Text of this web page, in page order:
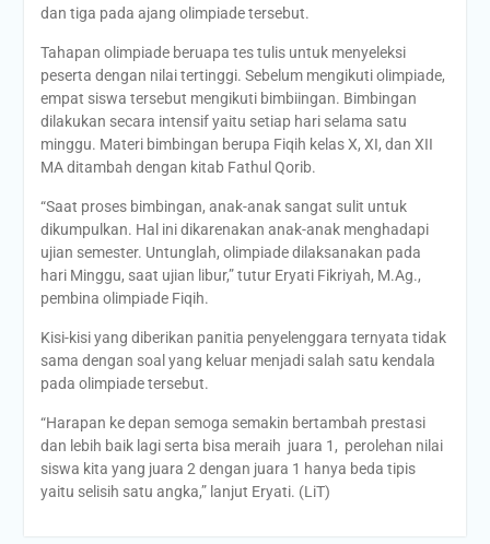
dan tiga pada ajang olimpiade tersebut.
Tahapan olimpiade beruapa tes tulis untuk menyeleksi
peserta dengan nilai tertinggi. Sebelum mengikuti olimpiade,
empat siswa tersebut mengikuti bimbiingan. Bimbingan
dilakukan secara intensif yaitu setiap hari selama satu
minggu. Materi bimbingan berupa Fiqih kelas X, XI, dan XII
MA ditambah dengan kitab Fathul Qorib.
“Saat proses bimbingan, anak-anak sangat sulit untuk
dikumpulkan. Hal ini dikarenakan anak-anak menghadapi
ujian semester. Untunglah, olimpiade dilaksanakan pada
hari Minggu, saat ujian libur,” tutur Eryati Fikriyah, M.Ag.,
pembina olimpiade Fiqih.
Kisi-kisi yang diberikan panitia penyelenggara ternyata tidak
sama dengan soal yang keluar menjadi salah satu kendala
pada olimpiade tersebut.
“Harapan ke depan semoga semakin bertambah prestasi
dan lebih baik lagi serta bisa meraih juara 1, perolehan nilai
siswa kita yang juara 2 dengan juara 1 hanya beda tipis
yaitu selisih satu angka,” lanjut Eryati. (LiT)